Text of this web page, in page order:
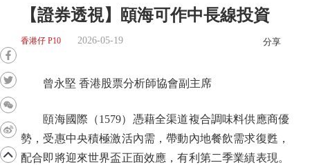
【證券透視】頤海可作中長線投資
香港仔 P10 2026-05-19 分享
曾永堅 香港股票分析師協會副主席
頤海國際（1579）憑藉全渠道複合調味料供應商優
勢，受惠中央積極激活內需，帶動內地餐飲需求復甦，
配合即將迎來世界盃正面效應，有利第二季業績表現。